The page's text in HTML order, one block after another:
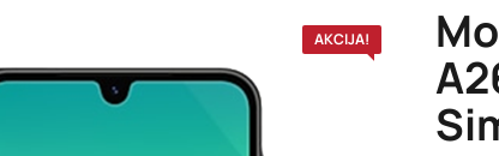
AKCIJA!